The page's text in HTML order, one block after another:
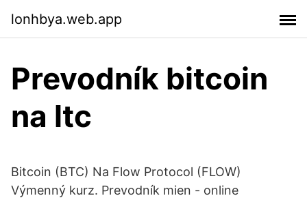
lonhbya.web.app
Prevodník bitcoin
na ltc
Bitcoin (BTC) Na Flow Protocol (FLOW)
Výmenný kurz. Prevodník mien - online